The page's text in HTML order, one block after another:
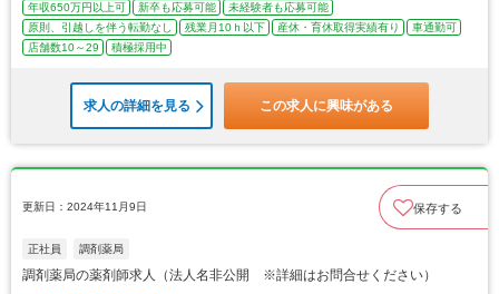
年収650万円以上可 新卒も応募可能
未経験者も応募可能
原則、引越しを伴う転勤なし
残業月10ｈ以下 産休・育休取得実績有り
車通勤可
店舗数10～29
積極採用中
求人の詳細を見る この求人に興味がある
更新日：2024年11月9日 保存する
正社員 調剤薬局
調剤薬局の薬剤師求人（法人名非公開 ※詳細はお問合せください）